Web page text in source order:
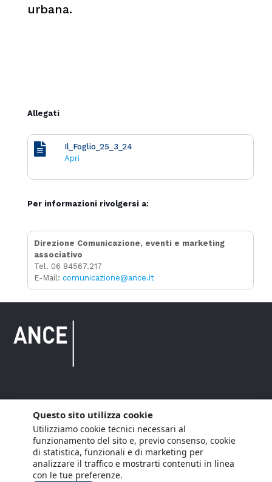
urbana.
Allegati
Il_Foglio_25_3_24
Apri
Per informazioni rivolgersi a:
Direzione Comunicazione, eventi e marketing
associativo
Tel. 06 84567.217
E-Mail: comunicazione@ance.it
Copyright © 2021 ANCE. Tutti i diritti riservati.
Privacy
Arianna Net
Società di
servizi
Cookie Policy
Arianna CE
Gestisci cookie
Questo sito utilizza cookie
Utilizziamo cookie tecnici necessari al
funzionamento del sito e, previo consenso, cookie
di statistica, funzionali e di marketing per
analizzare il traffico e mostrarti contenuti in linea
con le tue preferenze.